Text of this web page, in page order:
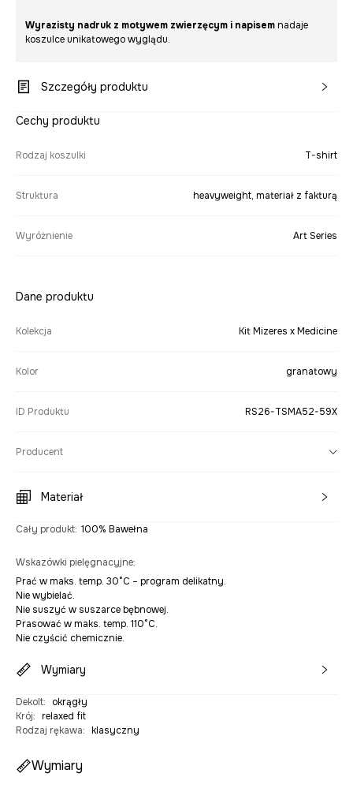
Wyrazisty nadruk z motywem zwierzęcym i napisem nadaje
koszulce unikatowego wyglądu.
Szczegóły produktu
Cechy produktu
Rodzaj koszulki T-shirt
Struktura heavyweight, materiał z fakturą
Wyróżnienie Art Series
Dane produktu
Kolekcja Kit Mizeres x Medicine
Kolor granatowy
ID Produktu RS26-TSMA52-59X
Producent
Materiał
Cały produkt: 100% Bawełna
Wskazówki pielęgnacyjne:
Prać w maks. temp. 30°C – program delikatny.
Nie wybielać.
Nie suszyć w suszarce bębnowej.
Prasować w maks. temp. 110°C.
Nie czyścić chemicznie.
Wymiary
Dekolt:
okrągły
Krój: relaxed fit
Rodzaj rękawa: klasyczny
Wymiary